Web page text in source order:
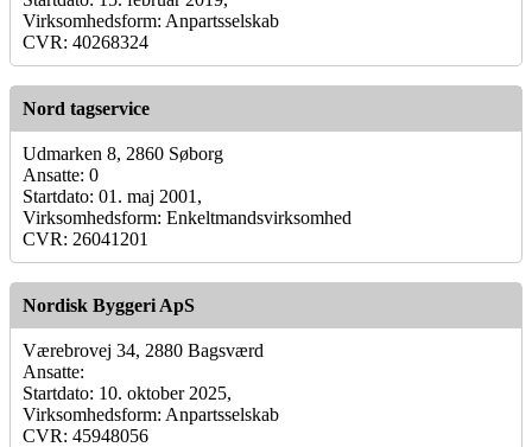
Virksomhedsform: Anpartsselskab
CVR: 40268324
Nord tagservice
Udmarken 8, 2860 Søborg
Ansatte: 0
Startdato: 01. maj 2001,
Virksomhedsform: Enkeltmandsvirksomhed
CVR: 26041201
Nordisk Byggeri ApS
Værebrovej 34, 2880 Bagsværd
Ansatte:
Startdato: 10. oktober 2025,
Virksomhedsform: Anpartsselskab
CVR: 45948056